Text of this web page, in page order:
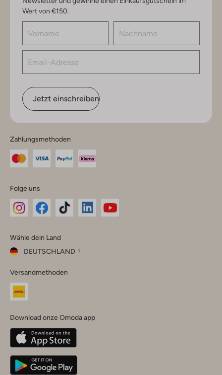
Wert von €150.
Jetzt einschreiben
Zahlungsmethoden
Folge uns
Instagram
Facebook
TikTok
Wähle dein Land
DEUTSCHLAND
dein
Land
Belgique(Français)
Deutschland
Versandmethoden
Download onze Omoda app